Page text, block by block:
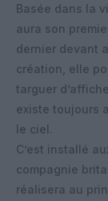
Basée dans la
aura son
dernier devant
création, elle
targuer
existe toujours
le ciel.
C’est installé
compagnie
réalisera au